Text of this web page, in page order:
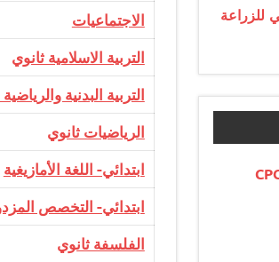
​الاجتماعيات
​التربية الاسلامية ثانوي
التربية البدنية
​الرياضيات ثانوي
​ابتدائي- اللغة الأمازيغية
ابتدائي- التخصص
الفلسفة ثانوي
للزراعة